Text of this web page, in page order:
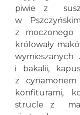
piwie z
w
z moczonego
królowały
i bakalii,
z
konfiturami,
strucle z